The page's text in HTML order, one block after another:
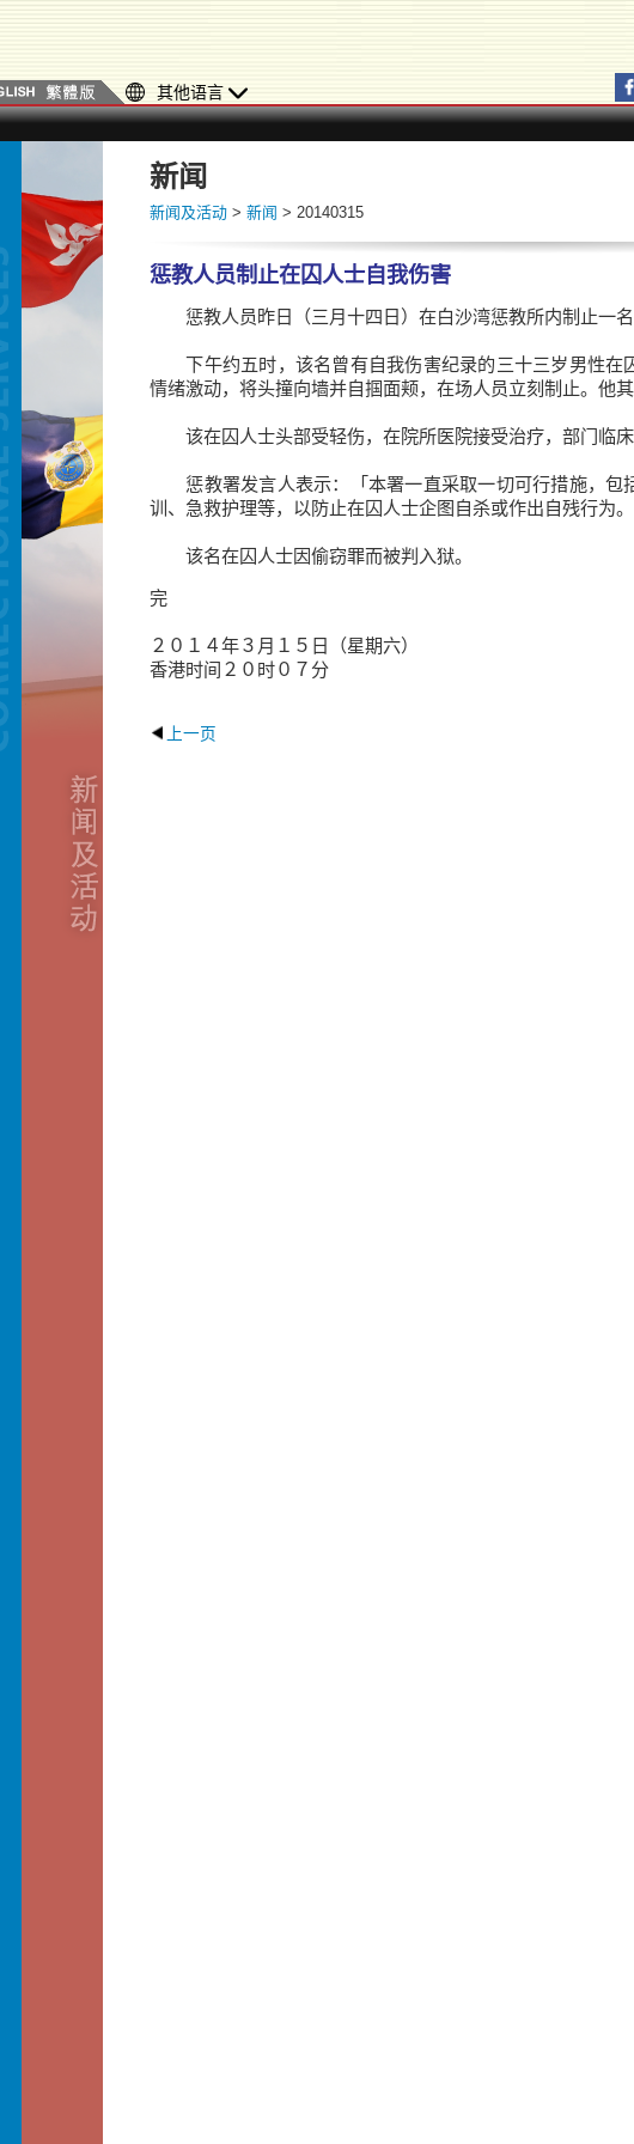
其他语言
新闻
新闻及活动 > 新闻 > 20140315
惩教人员制止在囚人士自我伤害
惩教人员昨日（三月十四日）在白沙湾惩教所内制止一
下午约五时，该名曾有自我伤害纪录的三十三岁男性在
情绪激动，将头撞向墙并自掴面颊，在场人员立刻制止。他
该在囚人士头部受轻伤，在院所医院接受治疗，部门临
惩教署发言人表示：「本署一直采取一切可行措施，包
训、急救护理等，以防止在囚人士企图自杀或作出自残行为
该名在囚人士因偷窃罪而被判入狱。
完
２０１４年３月１５日（星期六）
香港时间２０时０７分
上一页